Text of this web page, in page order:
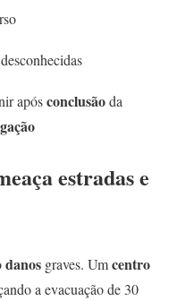
apósconclusãoda
estradas e
danos graves. Umcentro
a evacuação de 30